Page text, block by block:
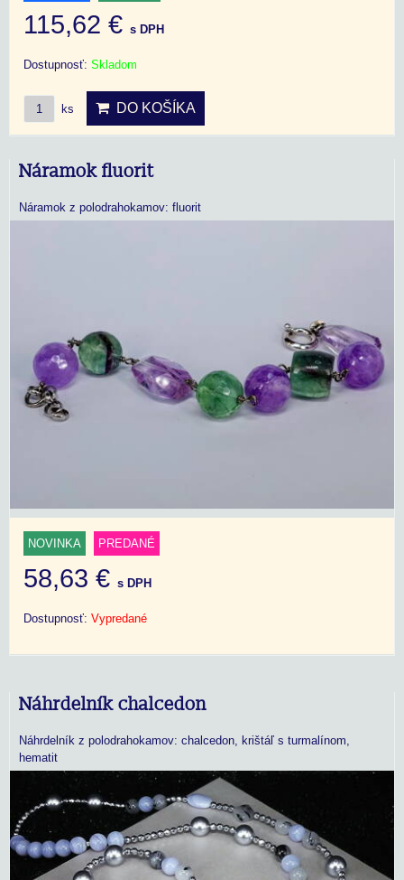
115,62 € s DPH
Dostupnosť: Skladom
ks DO KOŠÍKA
Náramok fluorit
Náramok z polodrahokamov: fluorit
NOVINKA PREDANÉ
58,63 € s DPH
Dostupnosť: Vypredané
Náhrdelník chalcedon
Náhrdelník z polodrahokamov: chalcedon, krištáľ s turmalínom,
hematit